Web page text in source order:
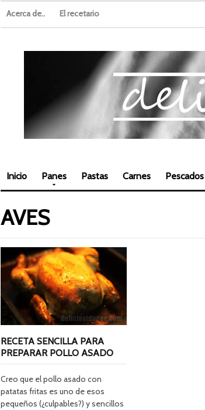
Acerca de.. El recetario
Inicio Panes Pastas Carnes Pescados
AVES
RECETA SENCILLA PARA
PREPARAR POLLO ASADO
Creo que el pollo asado con
patatas fritas es uno de esos
pequeños (¿culpables?) y sencillos